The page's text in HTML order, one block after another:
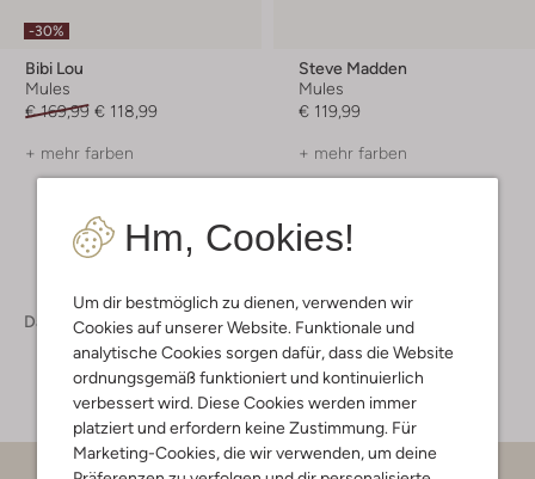
Hm, Cookies!
Um dir bestmöglich zu dienen, verwenden wir
Cookies auf unserer Website. Funktionale und
analytische Cookies sorgen dafür, dass die Website
ordnungsgemäß funktioniert und kontinuierlich
verbessert wird. Diese Cookies werden immer
platziert und erfordern keine Zustimmung. Für
Marketing-Cookies, die wir verwenden, um deine
-30%
Bibi Lou
Mules
€ 169,99 € 118,99
+ mehr farben
Steve Madden
Mules
€ 119,99
+ mehr farben
Damen Schuhe Absätze